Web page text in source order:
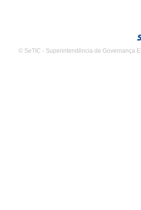
© SeTIC - Superintendência de Governança